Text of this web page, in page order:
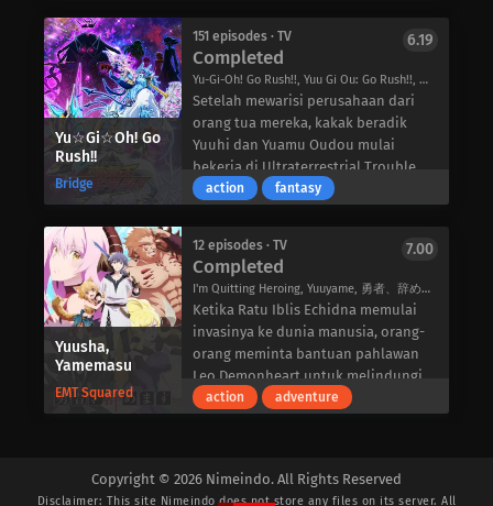
dengan bakatnya pun mengalami
kesulitan untuk memerankan sosok
ayah dan suami yang penyayang. Dan
seperti halnya Loid yang
menyembunyikan identitas aslinya,
Yor-yang merupakan pembunuh
bayaran bawah tanah yang dikenal
sebagai “Putri Duri”-dan Anya-
seorang esper yang dapat membaca
memiliki rencana untuk membuka
rahasia mereka. Meskipun keluarga
yang sempurna ini dibangun di atas
tipu daya, keluarga Forgers perlahan-
lahan mulai memahami bahwa cinta
yang mereka bagi satu sama lain
mengalahkan segalanya.
penyerang tak dikenal. Setelah
terbangun, mereka menemukan diri
mereka terkurung di sebuah ruangan
putih dengan tokoh kontroversial
Manabu-kun, yang mengungkapkan
bahwa salah satu dari lima orang
tersebut telah mengumpulkan
mereka untuk melunasi hutang
tersebut, mereka harus
berpartisipasi dalam berbagai
permainan psikologis yang akan
menguji sifat sejati persahabatan
dan kemanusiaan mereka.
Tertekan dan terisolasi dari dunia
luar, Yuuichi dan teman-temannya
harus bekerja sama untuk
masa lalu mereka yang bermasalah
mulai muncul ke permukaan, ikatan
Yu☆Gi☆Oh! Go
Rush!!
Bridge
151 episodes · TV
Completed
Yu-Gi-Oh! Go Rush!!, Yuu Gi Ou: Go Rush!!, 遊☆戯☆王ゴーラッシュ!!
6.19
Setelah mewarisi perusahaan dari
orang tua mereka, kakak beradik
Yuuhi dan Yuamu Oudou mulai
bekerja di Ultraterrestrial Trouble
Solutions, sebuah organisasi yang
sebelumnya, Yuuhi sangat ingin
bertemu dengan salah satu alien
karena dia yakin bahwa alien telah
mencuri benda penting miliknya
yang disebut “Earthdamar.”
Suatu hari, ketika sedang mencari
makhluk luar angkasa, Yuuhi dan
Yuamu menemukan sebuah tempat
pemandangan yang mirip dengan
crop circle. Ketika mereka menjelajah
action fantasy
Yuusha,
Yamemasu
EMT Squared
12 episodes · TV
Completed
I'm Quitting Heroing, Yuuyame, 勇者、辞めます
7.00
Ketika Ratu Iblis Echidna memulai
invasinya ke dunia manusia, orang-
orang meminta bantuan pahlawan
Leo Demonheart untuk melindungi
mereka. Dikaruniai kekuatan yang
menyelamatkan dunia. Namun, alih-
action adventure
Copyright © 2026 Nimeindo. All Rights Reserved
Disclaimer: This site Nimeindo does not store any files on its server. All